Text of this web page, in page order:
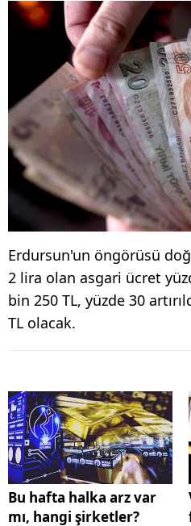
Erdursun'un öngörüsü
2 lira olan asgari ücret
bin 250 TL, yüzde 30
TL olacak.
Bu hafta halka arz var
mı, hangi şirketler?